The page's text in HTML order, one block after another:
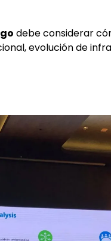
debe considerar
evolución de